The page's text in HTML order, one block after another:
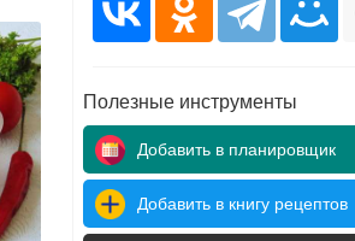
Полезные инструменты
Добавить в планировщик
Добавить в книгу рецептов